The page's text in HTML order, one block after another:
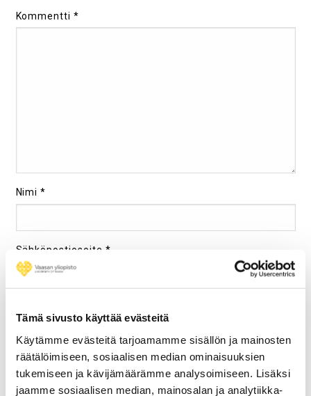
Tämä sivusto käyttää evästeitä
Käytämme evästeitä tarjoamamme sisällön ja mainosten
räätälöimiseen, sosiaalisen median ominaisuuksien
tukemiseen ja kävijämäärämme analysoimiseen. Lisäksi
jaamme sosiaalisen median, mainosalan ja analytiikka-
Kommentti*
Nimi*
Sähköpostiosoite *
Tallenna Nimeni, Sähköpostiosoitteeni Ja Kotisivuni